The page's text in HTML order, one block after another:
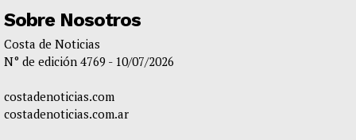
Sobre Nosotros
Costa de Noticias
N° de edición 4769 - 10/07/2026
costadenoticias.com
costadenoticias.com.ar